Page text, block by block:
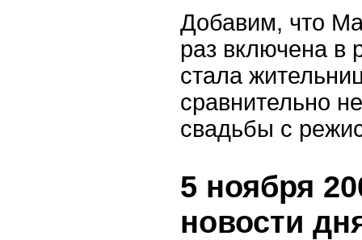
Добавим, что
раз включена в
стала
сравнительно
свадьбы с
5 ноября
новости